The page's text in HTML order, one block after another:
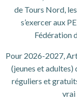
de Tours Nord,
s’exercer aux
Fédération
Pour 2026-2027,
(jeunes et adultes)
réguliers et
vrai